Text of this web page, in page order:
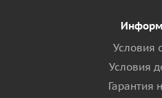
Условия
Условия
Гарантия